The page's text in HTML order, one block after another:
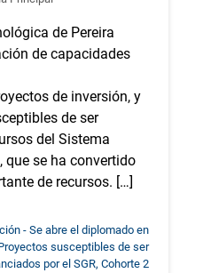
de Pereira
de capacidades
de inversión, y
de ser
del Sistema
que se ha convertido
de recursos. […]
- Se abre el diplomado en
susceptibles de ser
por el SGR, Cohorte 2